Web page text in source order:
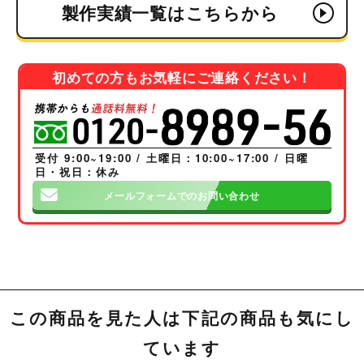
製作実績一覧はこちらから
初めての方もお気軽にご連絡ください！
メールフォームでのお問い合わせ
受付 9:00~19:00 / 土曜日：10:00~17:00 / 日曜
日・祝日：休み
この商品を見た人は下記の商品も気にし
ています